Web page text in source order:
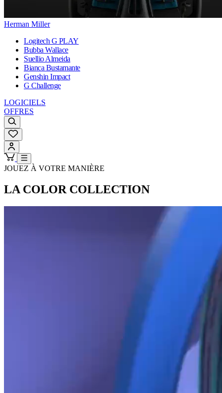
Herman Miller
Logitech G PLAY
Bubba Wallace
Suellio Almeida
Bianca Bustamante
Genshin Impact
G Challenge
LOGICIELS
OFFRES
JOUEZ À VOTRE MANIÈRE
LA COLOR COLLECTION